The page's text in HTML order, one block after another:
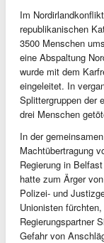
Im
republikanischen
3500 Menschen
eine Abspaltung
wurde mit dem
eingeleitet. In
Splittergruppen der
drei Menschen
In der
Machtübertragung
Regierung in
hatte zum Ärger
Polizei- und
Unionisten
Regierungspartner
Gefahr von